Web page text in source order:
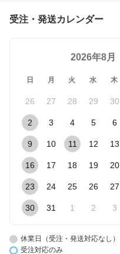
受注・発送カレンダー
2026年8月
日 月 火 水 木
26 27 28 29 30
2 3 4 5 6
9 10 11 12 13
16 17 18 19 20
23 24 25 26 27
30 31 1 2 3
休業日（受注・発送対応なし）
受注対応のみ